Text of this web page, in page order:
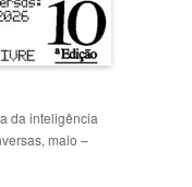
da inteligência
maio –